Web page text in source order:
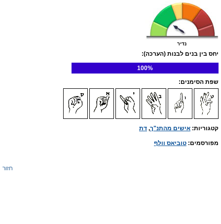
נדיר
יחס בין בנים לבנות (הערכה):
100%
שפת הסימנים:
קטגוריות: אישים מהתנ"ך, דת
מפורסמים: טוביאס וולף
חזור